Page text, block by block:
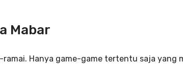
Mabar
Hanya game-game tertentu saja yang